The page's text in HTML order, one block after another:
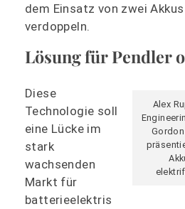
dem Einsatz von zwei
verdoppeln.
Lösung für Pendler
Alex
Diese
Technologie soll
eine Lücke im
stark
wachsenden
Markt für
batterieelektris